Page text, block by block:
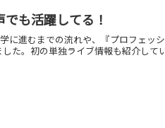
も活躍してる！
に進むまでの流れや、『プロフェッ
た。初の単独ライブ情報も紹介してい